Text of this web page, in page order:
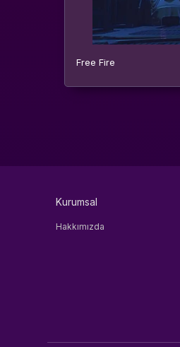
Free Fire
Kurumsal
Hakkımızda